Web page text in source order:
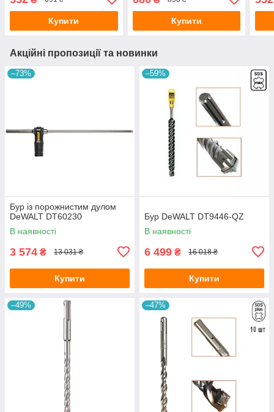
Купити Купити
Акційні пропозиції та новинки
–73%
Бур із порожнистим дулом
DeWALT DT60230
В наявності
3 574 ₴ 13 031 ₴
Купити
–59%
Бур DeWALT DT9446-QZ
В наявності
6 499 ₴ 16 018 ₴
Купити
–49% –47%